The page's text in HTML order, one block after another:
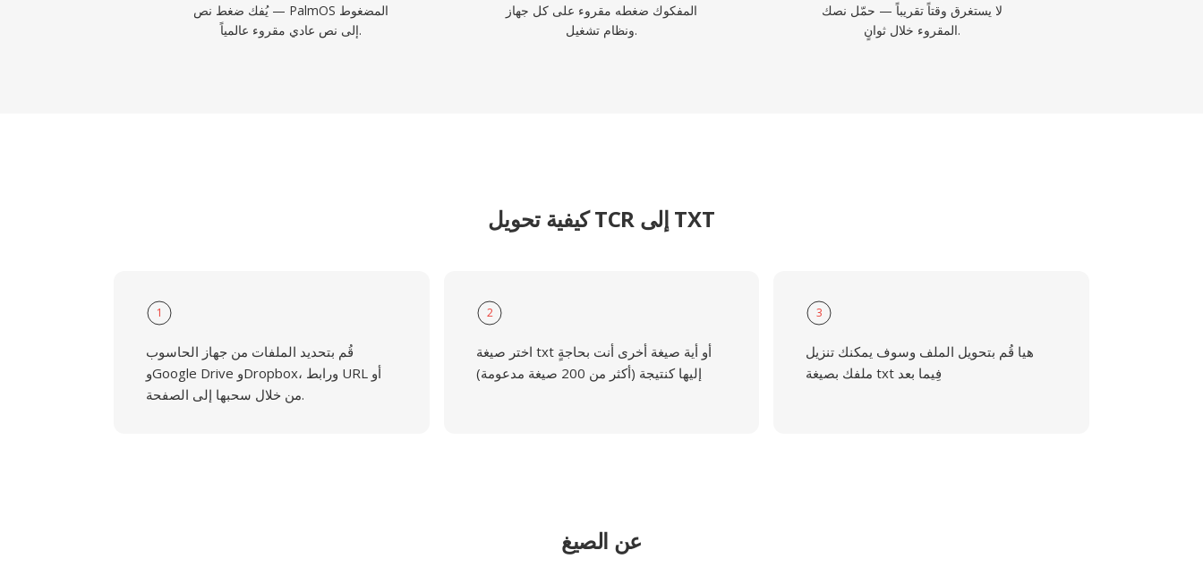
— يُفك ضغط نص PalmOS المضغوط
إلى نص عادي مقروء عالمياً.
المفكوك ضغطه مقروء على كل جهاز
ونظام تشغيل.
لا يستغرق وقتاً تقريباً — حمّل نصك
المقروء خلال ثوانٍ.
كيفية تحويل TCR إلى TXT
1
قُم بتحديد الملفات من جهاز الحاسوب
وGoogle Drive وDropbox، ورابط URL أو
من خلال سحبها إلى الصفحة.
2
اختر صيغة txt أو أية صيغة أخرى أنت بحاجةٍ
إليها كنتيجة (أكثر من 200 صيغة مدعومة)
3
هيا قُم بتحويل الملف وسوف يمكنك تنزيل
ملفك بصيغة txt فِيما بعد
عن الصيغ